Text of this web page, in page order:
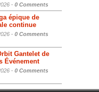
- 0 Comments
épique de
continue
- 0 Comments
Gantelet de
Événement
- 0 Comments